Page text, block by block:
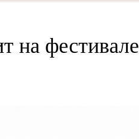
на фестивале